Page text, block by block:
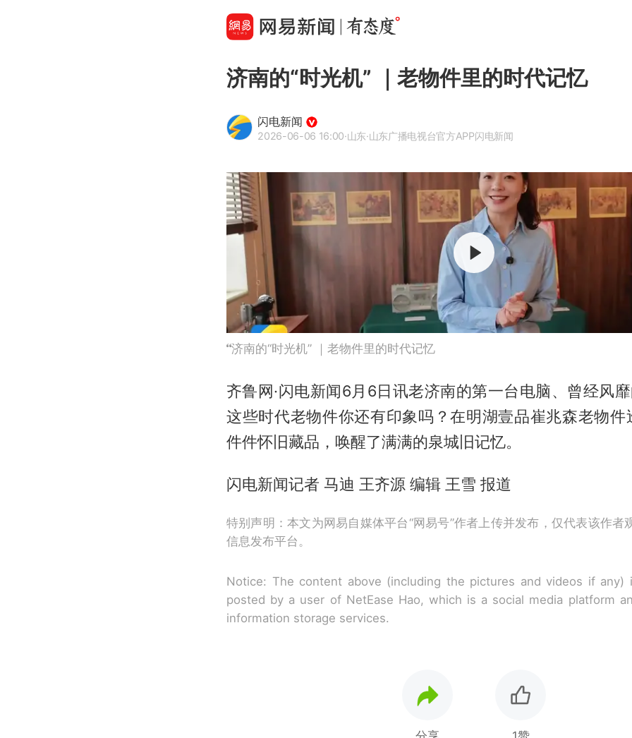
济南的“时光机” ｜老物件里的时代记忆
闪电新闻
2026-06-06 16:00·山东·山东广播电视台官方APP闪电新闻
济南的“时光机” ｜老物件里的时代记忆
齐鲁网·闪电新闻6月6日讯老济南的第一台电脑、曾经风靡
这些时代老物件你还有印象吗？在明湖壹品崔兆森老物件
件件怀旧藏品，唤醒了满满的泉城旧记忆。
闪电新闻记者 马迪 王齐源 编辑 王雪 报道
特别声明：本文为网易自媒体平台“网易号”作者上传并发布，仅代表该作者
信息发布平台。
Notice: The content above (including the pictures and videos if any)
posted by a user of NetEase Hao, which is a social media platform
information storage services.